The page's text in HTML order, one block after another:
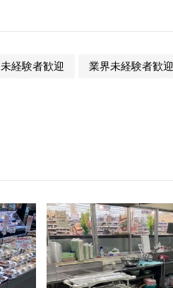
未経験者歓迎 業界未経験者歓迎